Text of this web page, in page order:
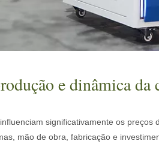
e dinâmica da
significativamente os
mão de obra, fabricação e